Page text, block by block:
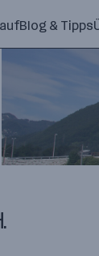
Blog & Tipps